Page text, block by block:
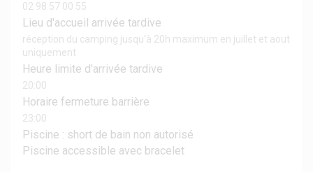
02 98 57 00 55
Lieu d'accueil arrivée tardive
réception du camping jusqu'à 20h maximum en juillet et aout
uniquement
Heure limite d'arrivée tardive
20:00
Horaire fermeture barrière
23:00
Piscine : short de bain non autorisé
Piscine accessible avec bracelet